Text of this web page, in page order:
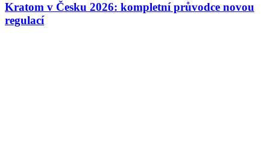
Kratom v Česku 2026: kompletní průvodce novou
regulací